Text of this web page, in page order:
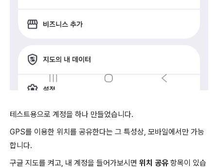
테스트용으로 계정을 하나 만들었습니다.
GPS를 이용한 위치를 공유한다는 그 특성상, 모바일에서만 가능
합니다.
구글 지도를 켜고, 내 계정을 들어가보시면 위치 공유 항목이 있습